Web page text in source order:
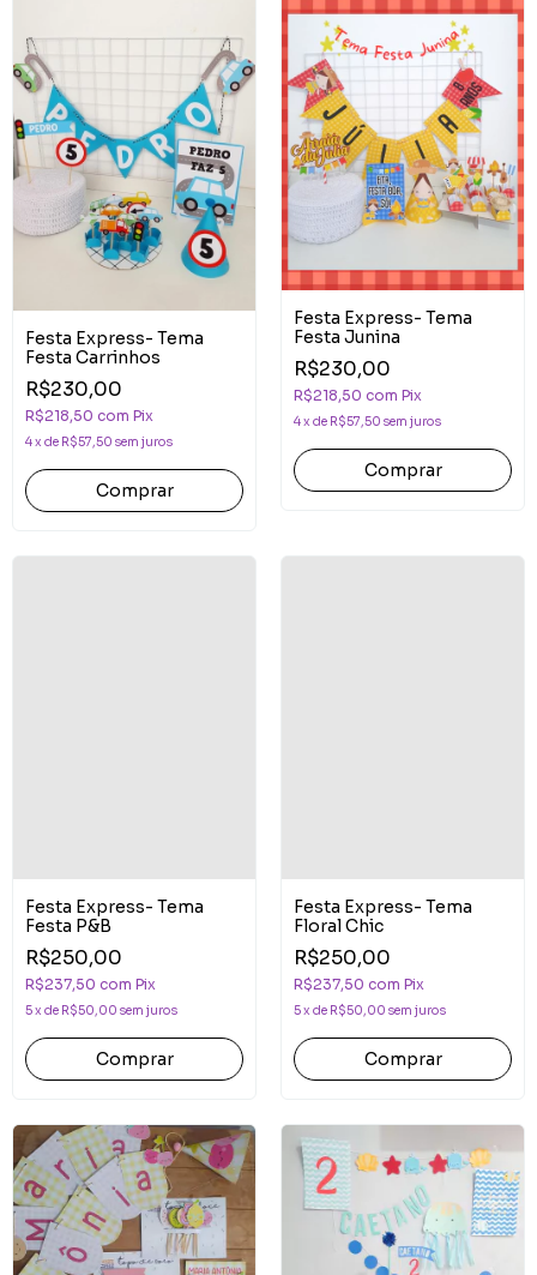
Festa Express- Tema
Festa Carrinhos
R$230,00
R$218,50 com Pix
4x de R$57,50 sem juros
Festa Express- Tema
Festa Junina
R$230,00
R$218,50 com Pix
4x de R$57,50 sem juros
Festa Express- Tema
Festa P&B
R$250,00
R$237,50 com Pix
5x de R$50,00 sem juros
Festa Express- Tema
Floral Chic
R$250,00
R$237,50 com Pix
5x de R$50,00 sem juros